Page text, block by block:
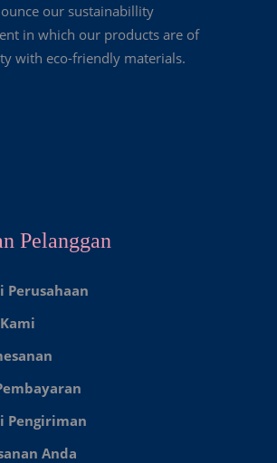
our sustainabillity
in which our products are of
with eco-friendly materials.
Pelanggan
Perusahaan
Pengiriman
Anda